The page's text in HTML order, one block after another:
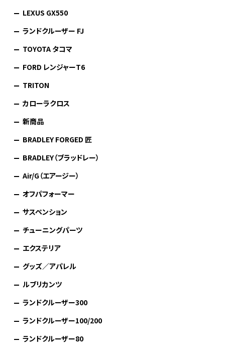
LEXUS GX550
ランドクルーザー FJ
TOYOTA タコマ
FORD レンジャーT6
TRITON
カローラクロス
新商品
BRADLEY FORGED 匠
BRADLEY（ブラッドレー）
Air/G（エアージー）
オフパフォーマー
サスペンション
チューニングパーツ
エクステリア
グッズ／アパレル
ルブリカンツ
ランドクルーザー300
ランドクルーザー100/200
ランドクルーザー80